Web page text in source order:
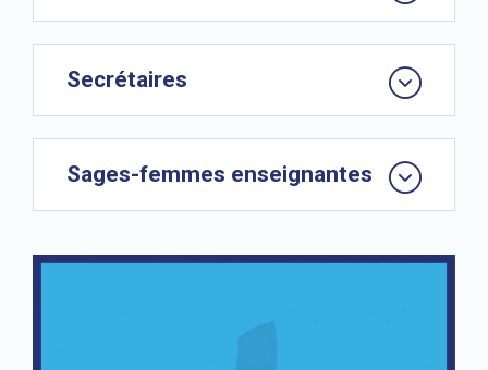
Secrétaires
Sages-femmes enseignantes